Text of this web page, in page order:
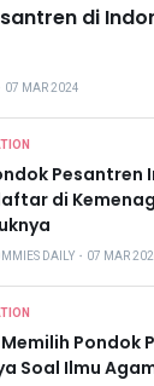
di
07 MAR 2024
Pesantren
di
DAILY ・ 07 MAR
Pondok
Soal Ilmu